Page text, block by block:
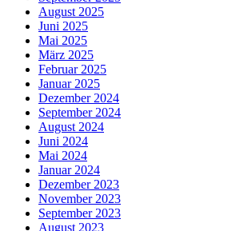
August 2025
Juni 2025
Mai 2025
März 2025
Februar 2025
Januar 2025
Dezember 2024
September 2024
August 2024
Juni 2024
Mai 2024
Januar 2024
Dezember 2023
November 2023
September 2023
August 2023